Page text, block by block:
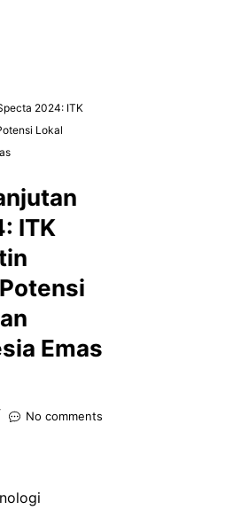
2024: ITK
Lokal
ITK
Emas
No comments